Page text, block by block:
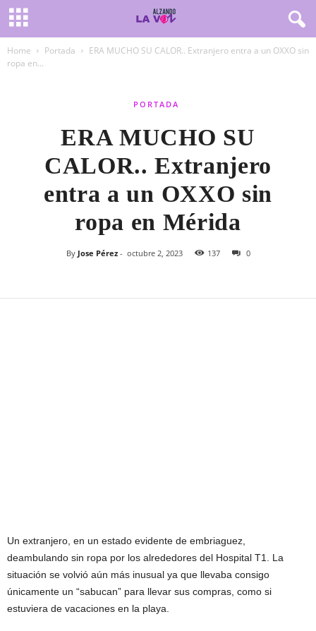
Home Portada
ERA MUCHO SU CALOR.. Extranjero entra a un OXXO sin
ropa en...
PORTADA
ERA MUCHO SU
CALOR.. Extranjero
entra a un OXXO sin
ropa en Mérida
By Jose Pérez- octubre 2, 2023 137 0
Un extranjero, en un estado evidente de embriaguez,
deambulando sin ropa por los alrededores del Hospital T1. La
situación se volvió aún más inusual ya que llevaba consigo
únicamente un “sabucan” para llevar sus compras, como si
estuviera de vacaciones en la playa.